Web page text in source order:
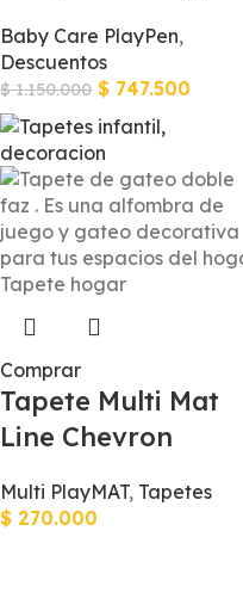
Baby Care PlayPen,
Descuentos
$1.150.000 $ 747.500
Comprar
Tapete Multi Mat
Line Chevron
Multi PlayMAT, Tapetes
$ 270.000